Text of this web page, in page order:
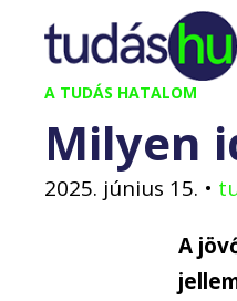
Kilépés
tartalomba
A TUDÁS HATALOM
Milyen
2025. június 15. •
A